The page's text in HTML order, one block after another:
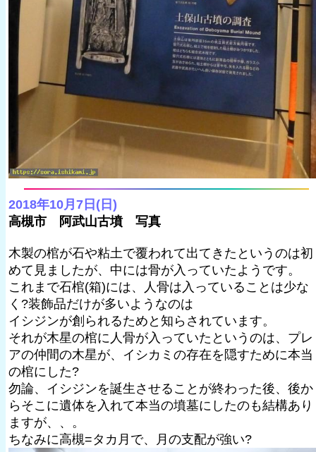
2018年10月7日(日)
高槻市 阿武山古墳 写真
木製の棺が石や粘土で覆われて出てきたというのは初
めて見ましたが、中には骨が入っていたようです。
これまで石棺(箱)には、人骨は入っていることは少な
く?装飾品だけが多いようなのは
イシジンが創られるためと知らされています。
それが木星の棺に人骨が入っていたというのは、プレ
アの仲間の木星が、イシカミの存在を隠すために本当
の棺にした?
勿論、イシジンを誕生させることが終わった後、後か
らそこに遺体を入れて本当の墳墓にしたのも結構あり
ますが、、。
ちなみに高槻=タカ月で、月の支配が強い?